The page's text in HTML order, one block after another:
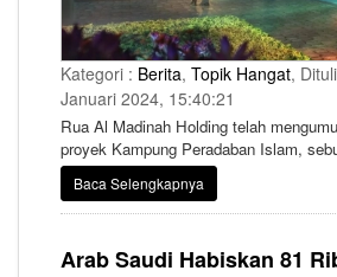
Kategori : Berita, Topik Hangat,
Januari 2024, 15:40:21
Rua Al Madinah Holding telah
proyek Kampung Peradaban Islam,
dan pendidikan baru di Madinah yang
menawarkan pengunjung untuk
lebih dalam.
Baca Selengkapnya